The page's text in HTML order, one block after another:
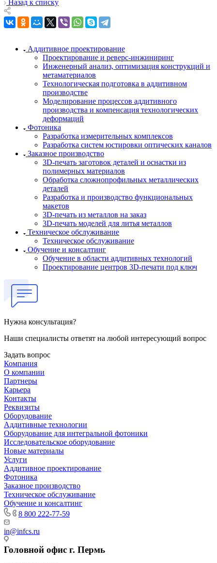
Назад к списку
Аддитивное проектирование
Проектирование и реверс-инжиниринг
Инженерный анализ, оптимизация конструкций и
метаматериалов
Технологическая подготовка в аддитивном
производстве
Моделирование процессов аддитивного
производства и компенсация технологических
деформаций
Фотоника
Разработка измерительных комплексов
Разработка систем юстировки оптических каналов
Заказное производство
3D-печать заготовок деталей и оснастки из
полимерных материалов
Обработка сложнопрофильных металлических
деталей
Разработка и производство функциональных
макетов
3D-печать из металлов на заказ
3D-печать моделей для литья металлов
Техническое обслуживание
Техническое обслуживание
Обучение и консалтинг
Обучение в области аддитивных технологий
Проектирование центров 3D-печати под ключ
Нужна консультация?
Наши специалисты ответят на любой интересующий вопрос
Задать вопрос
Компания
О компании
Партнеры
Карьера
Контакты
Реквизиты
Оборудование
Аддитивные технологии
Оборудование для интегральной фотоники
Исследовательское оборудование
Новые материалы
Услуги
Аддитивное проектирование
Фотоника
Заказное производство
Техническое обслуживание
Обучение и консалтинг
8 800 222-77-59
in@infcs.ru
Головной офис г. Пермь